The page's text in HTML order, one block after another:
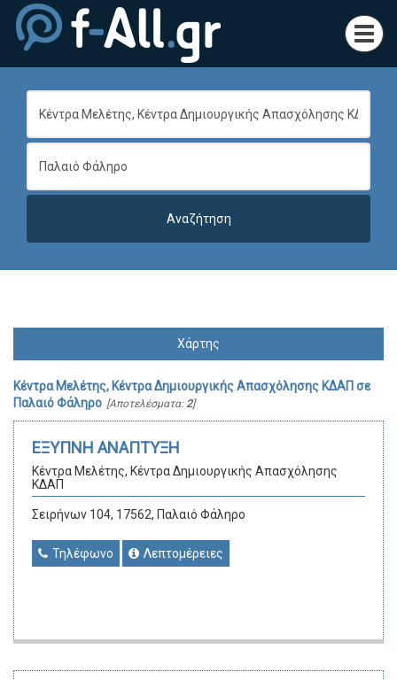
Χάρτης
Κέντρα Μελέτης, Κέντρα Δημιουργικής Απασχόλησης ΚΔΑΠ σε
Παλαιό Φάληρο [Αποτελέσματα:2]
ΕΞΥΠΝΗ ΑΝΑΠΤΥΞΗ
Κέντρα Μελέτης, Κέντρα Δημιουργικής Απασχόλησης
ΚΔΑΠ
Σειρήνων 104, 17562, Παλαιό Φάληρο
Τηλέφωνο Λεπτομέρειες